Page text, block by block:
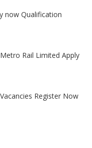
now Qualification
Rail Limited Apply
Register Now